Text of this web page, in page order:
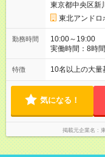
東京都中央区
東北アンド
勤務時間
10:00～19:00
実働時間：8時
より異なります
特徴 10名以上の大量
気になる！
掲載元企業名